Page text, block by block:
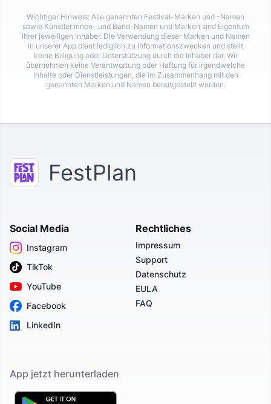
Wichtiger Hinweis: Alle genannten Festival-Marken und -Namen
sowie Künstler:innen- und Band-Namen und Marken sind Eigentum
ihrer jeweiligen Inhaber. Die Verwendung dieser Marken und Namen
in unserer App dient lediglich zu Informationszwecken und stellt
keine Billigung oder Unterstützung durch die Inhaber dar. Wir
übernehmen keine Verantwortung oder Haftung für irgendwelche
Inhalte oder Dienstleistungen, die im Zusammenhang mit den
genannten Marken und Namen bereitgestellt werden.
FestPlan
Social Media
Instagram
TikTok
YouTube
Facebook
LinkedIn
Rechtliches
Impressum
Support
Datenschutz
EULA
FAQ
App jetzt herunterladen